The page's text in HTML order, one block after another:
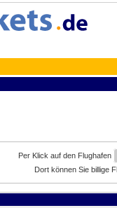
Per Klick auf den Flughafen
Dort können Sie billige